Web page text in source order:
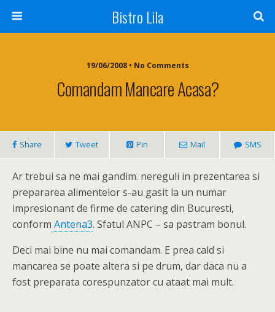
Bistro Lila
19/06/2008 • No Comments
Comandam Mancare Acasa?
Share Tweet Pin Mail SMS
Ar trebui sa ne mai gandim. nereguli in prezentarea si
prepararea alimentelor s-au gasit la un numar
impresionant de firme de catering din Bucuresti,
conform Antena3. Sfatul ANPC – sa pastram bonul.
Deci mai bine nu mai comandam. E prea cald si
mancarea se poate altera si pe drum, dar daca nu a
fost preparata corespunzator cu ataat mai mult.